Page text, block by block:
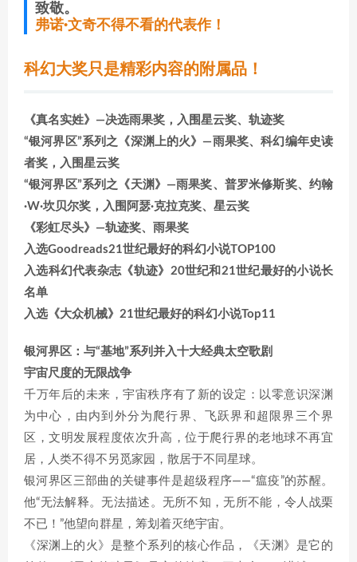
致敬。
弗诺·文奇不得不看的代表作！
科幻大奖只是精彩内容的附属品！
《真名实姓》—决选雨果奖，入围星云奖、轨迹奖
“银河界区”系列之《深渊上的火》—雨果奖、科幻编年史读
者奖，入围星云奖
“银河界区”系列之《天渊》—雨果奖、普罗米修斯奖、约翰
·W·坎贝尔奖，入围阿瑟·克拉克奖、星云奖
《彩虹尽头》—轨迹奖、雨果奖
入选Goodreads21世纪最好的科幻小说TOP100
入选科幻代表杂志《轨迹》20世纪和21世纪最好的小说长
名单
入选《大众机械》21世纪最好的科幻小说Top11
银河界区：与“基地”系列并入十大经典太空歌剧
宇宙尺度的无限战争
千万年后的未来，宇宙秩序有了新的设定：以零意识深渊
为中心，由内到外分为爬行界、飞跃界和超限界三个界
区，文明发展程度依次升高，位于爬行界的老地球不再宜
居，人类不得不另觅家园，散居于不同星球。
银河界区三部曲的关键事件是超级程序——“瘟疫”的苏醒。
他“无法解释。无法描述。无所不知，无所不能，令人战栗
不已！”他望向群星，筹划着灭绝宇宙。
《深渊上的火》是整个系列的核心作品，《天渊》是它的